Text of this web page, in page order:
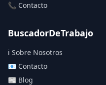
📞 Contacto
BuscadorDeTrabajo
ℹ️ Sobre Nosotros
📧 Contacto
📰 Blog